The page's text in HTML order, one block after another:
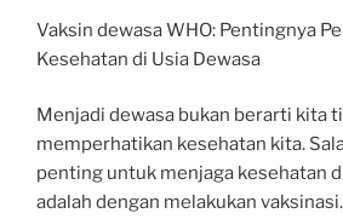
Vaksin dewasa WHO: Pentingnya
Kesehatan di Usia Dewasa
Menjadi dewasa bukan berarti kita
memperhatikan kesehatan kita.
penting untuk menjaga kesehatan
adalah dengan melakukan